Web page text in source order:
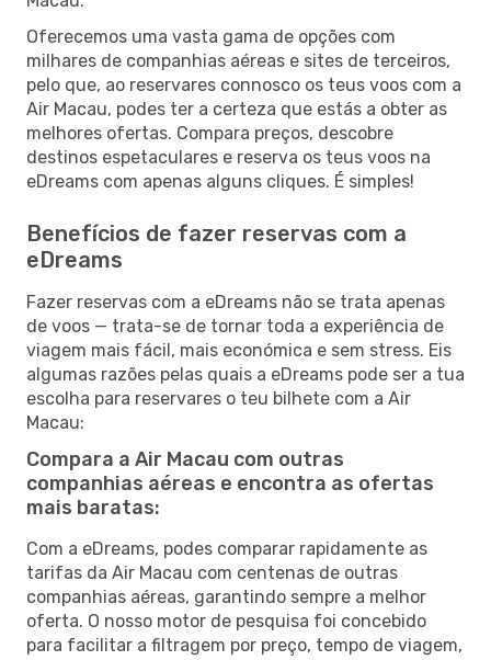
Oferecemos uma vasta gama de opções com
milhares de companhias aéreas e sites de terceiros,
pelo que, ao reservares connosco os teus voos com a
Air Macau, podes ter a certeza que estás a obter as
melhores ofertas. Compara preços, descobre
destinos espetaculares e reserva os teus voos na
eDreams com apenas alguns cliques. É simples!
Benefícios de fazer reservas com a
eDreams
Fazer reservas com a eDreams não se trata apenas
de voos — trata-se de tornar toda a experiência de
viagem mais fácil, mais económica e sem stress. Eis
algumas razões pelas quais a eDreams pode ser a tua
escolha para reservares o teu bilhete com a Air
Macau:
Compara a Air Macau com outras
companhias aéreas e encontra as ofertas
mais baratas:
Com a eDreams, podes comparar rapidamente as
tarifas da Air Macau com centenas de outras
companhias aéreas, garantindo sempre a melhor
oferta. O nosso motor de pesquisa foi concebido
para facilitar a filtragem por preço, tempo de viagem,